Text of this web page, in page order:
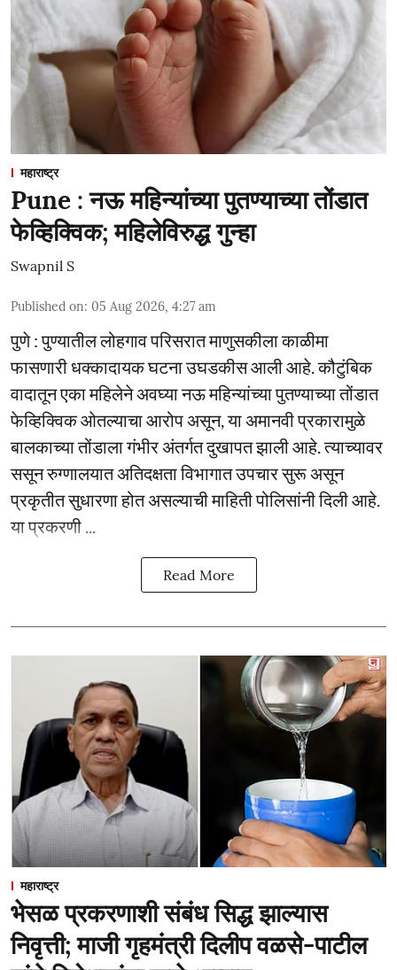
महाराष्ट्र
Pune : नऊ महिन्यांच्या पुतण्याच्या तोंडात
फेव्हिक्विक; महिलेविरुद्ध गुन्हा
Swapnil S
Published on: 05 Aug 2026, 4:27 am
पुणे : पुण्यातील लोहगाव परिसरात माणुसकीला काळीमा
फासणारी धक्कादायक घटना उघडकीस आली आहे. कौटुंबिक
वादातून एका महिलेने अवघ्या नऊ महिन्यांच्या पुतण्याच्या तोंडात
फेव्हिक्विक ओतल्याचा आरोप असून, या अमानवी प्रकारामुळे
बालकाच्या तोंडाला गंभीर अंतर्गत दुखापत झाली आहे. त्याच्यावर
ससून रुग्णालयात अतिदक्षता विभागात उपचार सुरू असून
प्रकृतीत सुधारणा होत असल्याची माहिती पोलिसांनी दिली आहे.
या प्रकरणी ...
Read More
महाराष्ट्र
भेसळ प्रकरणाशी संबंध सिद्ध झाल्यास
निवृत्ती; माजी गृहमंत्री दिलीप वळसे-पाटील